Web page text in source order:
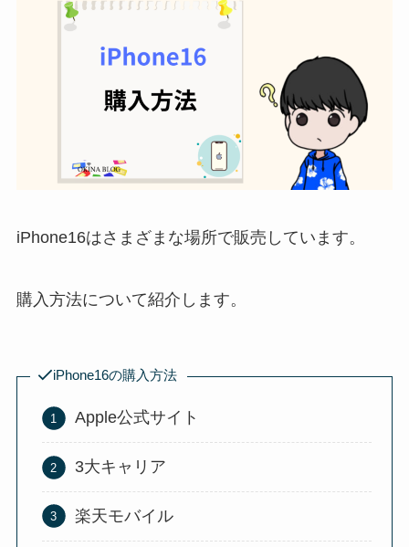
iPhone16はさまざまな場所で販売しています。
購入方法について紹介します。
iPhone16の購入方法
Apple公式サイト
3大キャリア
楽天モバイル